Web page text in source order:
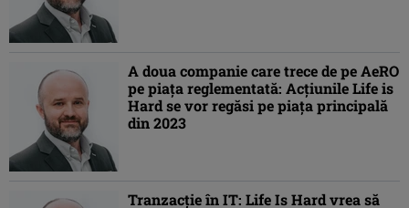
A doua companie care trece de pe AeRO
pe piața reglementată: Acțiunile Life is
Hard se vor regăsi pe piața principală
din 2023
Tranzacţie în IT: Life Is Hard vrea să